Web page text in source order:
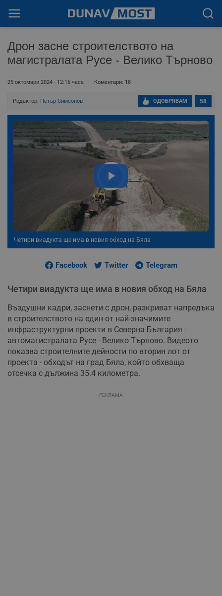
Дрон засне строителството на
магистралата Русе - Велико Търново
25 октомври 2024 - 12:16 часа Коментари: 18
Редактор: Петър Симеонов 58
ОДОБРЯВАМ
Четири виадукта ще има в новия обход на Бяла
Facebook Twitter Telegram
Четири виадукта ще има в новия обход на Бяла
Въздушни кадри, заснети с дрон, разкриват напредъка
в строителството на един от най-значимите
инфраструктурни проекти в Северна България -
автомагистралата Русе - Велико Търново. Видеото
показва строителните дейности по втория лот от
проекта - обходът на град Бяла, който обхваща
отсечка с дължина 35.4 километра.
РЕКЛАМА